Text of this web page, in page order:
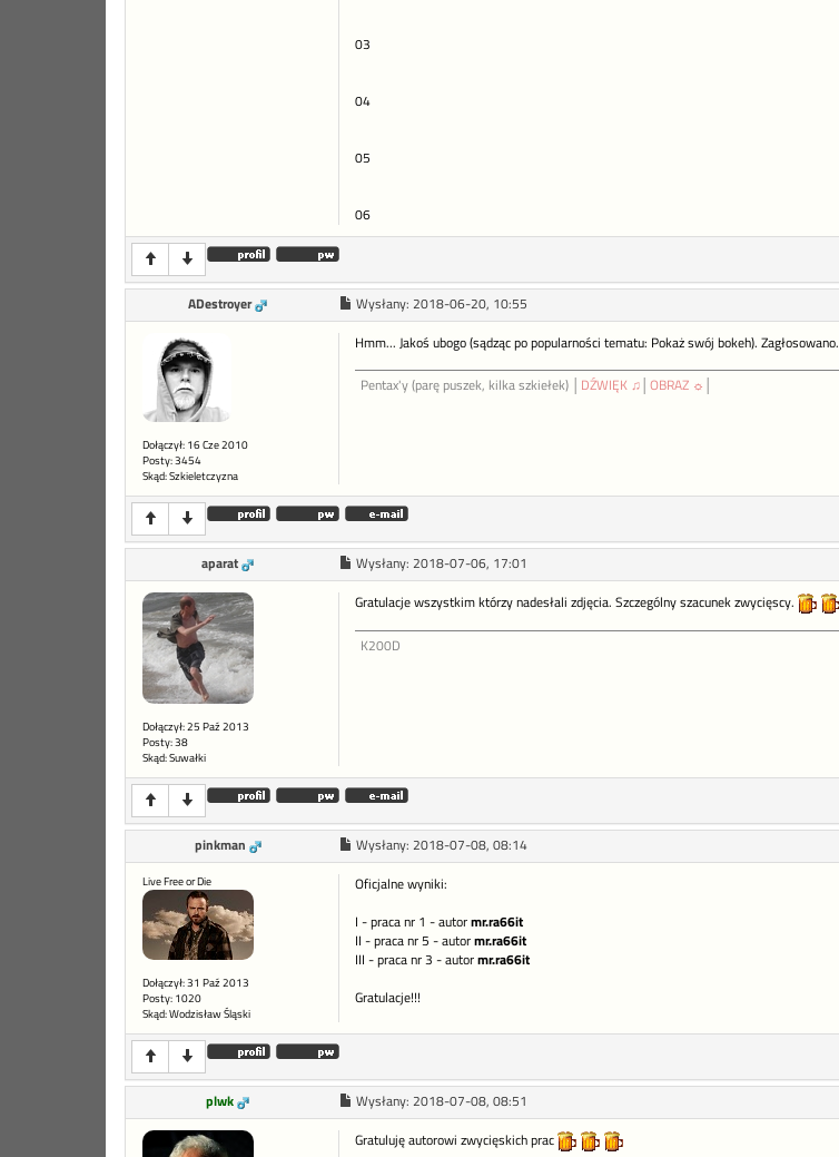
03
04
05
06
ADestroyer Wysłany: 2018-06-20, 10:55
Dołączył: 16 Cze 2010
Posty: 3454
Skąd: Szkieletczyzna
Hmm... Jakoś ubogo (sądząc po popularności tematu: Pokaż swój bokeh). Zagłosowano.
Pentax'y (parę puszek, kilka szkiełek) │ DŹWIĘK ♫ OBRAZ ☼
aparat Wysłany: 2018-07-06, 17:01
Dołączył: 25 Paź 2013
Posty: 38
Skąd: Suwałki
Gratulacje wszystkim którzy nadesłali zdjęcia. Szczególny szacunek zwycięscy.
K200D
pinkman Wysłany: 2018-07-08, 08:14
Live Free or Die
Dołączył: 31 Paź 2013
Posty: 1020
Skąd: Wodzisław Śląski
Oficjalne wyniki:
I - praca nr 1 - autormr.ra66it
II - praca nr 5 - autormr.ra66it
III - praca nr 3 - autormr.ra66it
Gratulacje!!!
plwk Wysłany: 2018-07-08, 08:51
Gratuluję autorowi zwycięskich prac